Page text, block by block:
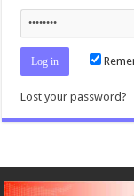
Lost your password?